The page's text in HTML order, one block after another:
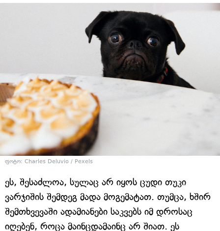
ფოტო: Charles Deluvio / Pexels
ეს, შესაძლოა, სულაც არ იყოს ცუდი თუკი
ვარჯიშის შემდეგ მადა მოგემატათ. თუმცა, ხშირ
შემთხვევაში ადამიანები საკვებს იმ დროსაც
იღებენ, როცა მაინცდამაინც არ შიათ. ეს